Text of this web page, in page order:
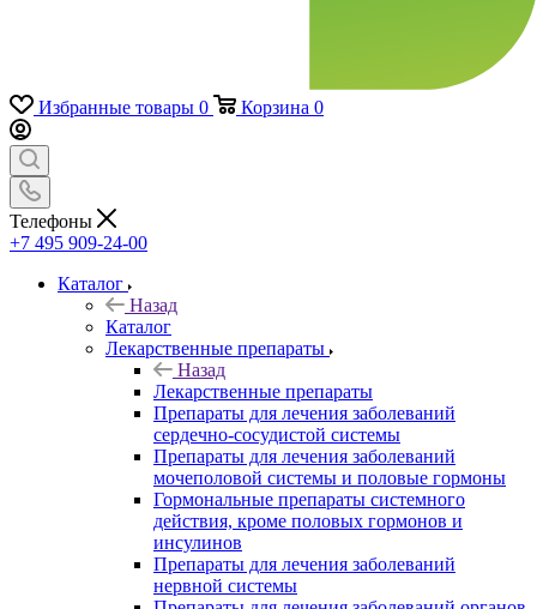
Избранные товары 0 Корзина 0
Телефоны
+7 495 909-24-00
Каталог
Назад
Каталог
Лекарственные препараты
Назад
Лекарственные препараты
Препараты для лечения заболеваний
сердечно-сосудистой системы
Препараты для лечения заболеваний
мочеполовой системы и половые гормоны
Гормональные препараты системного
действия, кроме половых гормонов и
инсулинов
Препараты для лечения заболеваний
нервной системы